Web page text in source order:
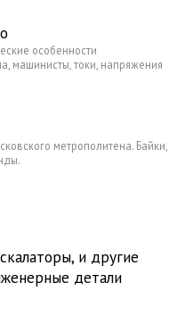
особенности
машинисты, токи, напряжения
метрополитена. Байки,
и другие
детали